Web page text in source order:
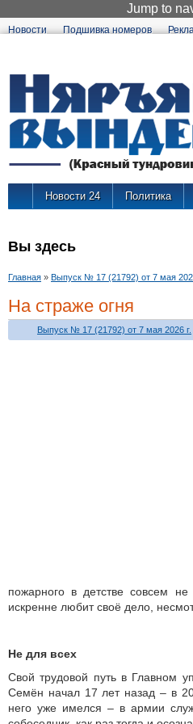
Jump to
Новости Подшивка номеров
Новости 24 Политика
Вы здесь
Главная » Выпуск № 17 (21792) от 7 мая
На страже огня
Выпуск № 17 (21792) от 7 мая 2026 г.
пожарного в детстве совсем
искренне любит своё дело,
Не для всех
Свой трудовой путь в Главном
Семён начал 17 лет назад – в
него уже имелся – в армии